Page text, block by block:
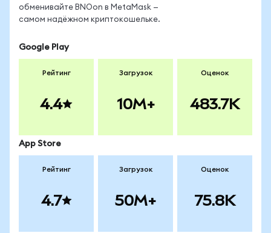
обменивайте BNOon в MetaMask —
самом надёжном криптокошельке.
Google Play
Рейтинг
4.4
Загрузок
10M+
Оценок
483.7K
App Store
Рейтинг
4.7
Загрузок
50M+
Оценок
75.8K